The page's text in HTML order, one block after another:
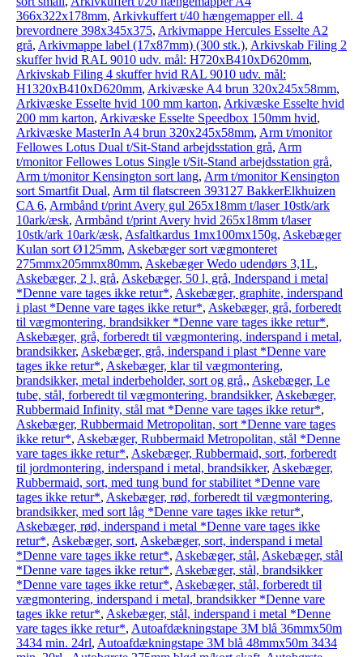
366x322x178mm, Arkivkuffert t/40 hængemapper ell. 4
brevordnere 398x345x375, Arkivmappe Hercules Esselte A2
grå, Arkivmappe label (17x87mm) (300 stk.), Arkivskab Filing 2
skuffer hvid RAL 9010 udv. mål: H720xB410xD620mm,
Arkivskab Filing 4 skuffer hvid RAL 9010 udv. mål:
H1320xB410xD620mm, Arkivæske A4 brun 320x245x58mm,
Arkivæske Esselte hvid 100 mm karton, Arkivæske Esselte hvid
200 mm karton, Arkivæske Esselte Speedbox 150mm hvid,
Arkivæske MasterIn A4 brun 320x245x58mm, Arm t/monitor
Fellowes Lotus Dual t/Sit-Stand arbejdsstation grå, Arm
t/monitor Fellowes Lotus Single t/Sit-Stand arbejdsstation grå,
Arm t/monitor Kensington sort lang, Arm t/monitor Kensington
sort Smartfit Dual, Arm til flatscreen 393127 BakkerElkhuizen
CA 6, Armbånd t/print Avery gul 265x18mm t/laser 10stk/ark
10ark/æsk, Armbånd t/print Avery hvid 265x18mm t/laser
10stk/ark 10ark/æsk, Asfaltkardus 1mx100mx150g, Askebæger
Kulan sort Ø125mm, Askebæger sort vægmonteret
275mmx205mmx80mm, Askebæger Wedo udendørs 3,1L,
Askebæger, 2 l, grå, Askebæger, 50 l, grå, Inderspand i metal
*Denne vare tages ikke retur*, Askebæger, graphite, inderspand
i plast *Denne vare tages ikke retur*, Askebæger, grå, forberedt
til vægmontering, brandsikker *Denne vare tages ikke retur*,
Askebæger, grå, forberedt til vægmontering, inderspand i metal,
brandsikker, Askebæger, grå, inderspand i plast *Denne vare
tages ikke retur*, Askebæger, klar til vægmontering,
brandsikker, metal inderbeholder, sort og grå,, Askebæger, Le
tube, stål, forberedt til vægmontering, brandsikker, Askebæger,
Rubbermaid Infinity, stål mat *Denne vare tages ikke retur*,
Askebæger, Rubbermaid Metropolitan, sort *Denne vare tages
ikke retur*, Askebæger, Rubbermaid Metropolitan, stål *Denne
vare tages ikke retur*, Askebæger, Rubbermaid, sort, forberedt
til jordmontering, inderspand i metal, brandsikker, Askebæger,
Rubbermaid, sort, med tung bund for stabilitet *Denne vare
tages ikke retur*, Askebæger, rød, forberedt til vægmontering,
brandsikker, med sort låg *Denne vare tages ikke retur*,
Askebæger, rød, inderspand i metal *Denne vare tages ikke
retur*, Askebæger, sort, Askebæger, sort, inderspand i metal
*Denne vare tages ikke retur*, Askebæger, stål, Askebæger, stål
*Denne vare tages ikke retur*, Askebæger, stål, brandsikker
*Denne vare tages ikke retur*, Askebæger, stål, forberedt til
vægmontering, inderspand i metal, brandsikker *Denne vare
tages ikke retur*, Askebæger, stål, inderspand i metal *Denne
vare tages ikke retur*, Autoafdækningstape 3M blå 36mmx50m
3434 min. 24rl, Autoafdækningstape 3M blå 48mmx50m 3434